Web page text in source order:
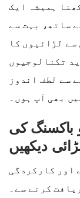
ہمیشہ ایک
ساتھ، بہت سے
لڑائیوں کا
تکنالوجیوں
سے لطف اندوز
بھی آپ ہوں۔
باکسنگ کی
دیکھیں
اور کارکردگی
کرنے سے۔